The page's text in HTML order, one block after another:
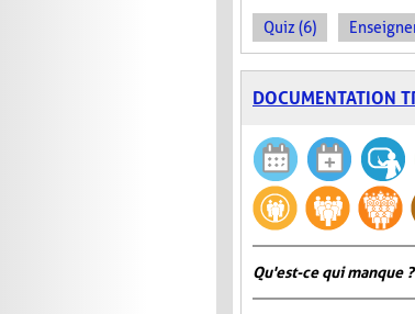
Quiz (6)
DOCUMENTATION
Qu'est-ce qui manque ?